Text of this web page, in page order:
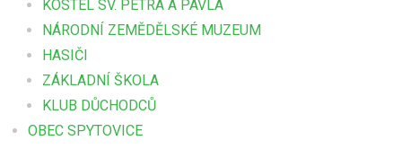
KOSTEL SV. PETRA A PAVLA
NÁRODNÍ ZEMĚDĚLSKÉ MUZEUM
HASIČI
ZÁKLADNÍ ŠKOLA
KLUB DŮCHODCŮ
OBEC SPYTOVICE